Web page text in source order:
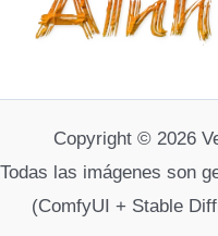
Copyright © 2026
Todas las imágenes son
(ComfyUI + Stable